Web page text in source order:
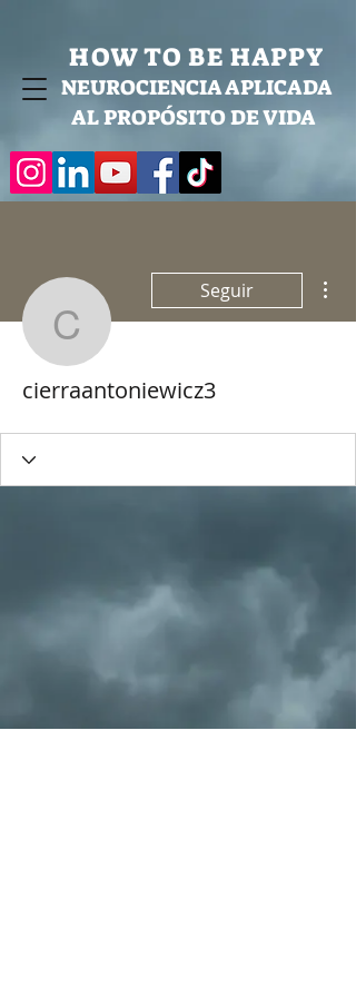
HOW TO BE HAPPY
NEUROCIENCIA APLICADA
AL PROPÓSITO DE VIDA
Seguir
cierraantoniewicz3